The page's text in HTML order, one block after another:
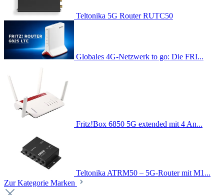
Teltonika 5G Router RUTC50
Globales 4G-Netzwerk to go: Die FRI...
Fritz!Box 6850 5G extended mit 4 An...
Teltonika ATRM50 – 5G-Router mit M1...
Zur Kategorie Marken